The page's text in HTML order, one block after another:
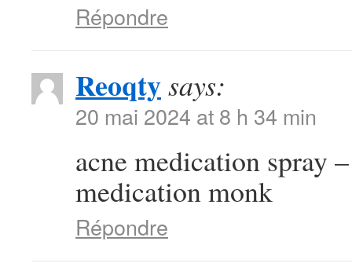
Répondre
Reoqtysays:
20 mai 2024 at 8 h 34 min
acne medication spray
medication monk
Répondre